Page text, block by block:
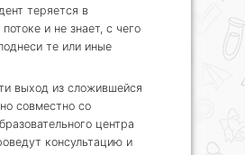
теряется в
и не знает, с чего
те или иные
выход из сложившейся
совместно со
центра
консультацию и